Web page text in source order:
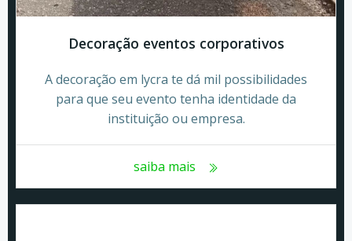
Decoração eventos corporativos
A decoração em lycra te dá mil possibilidades
para que seu evento tenha identidade da
instituição ou empresa.
saiba mais